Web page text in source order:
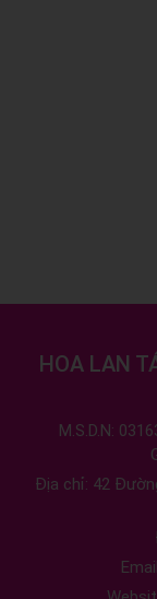
HOA LAN
M.S.D.N:
Địa chỉ: 42